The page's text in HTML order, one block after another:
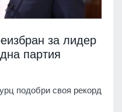
за лидер
партия
подобри своя рекорд